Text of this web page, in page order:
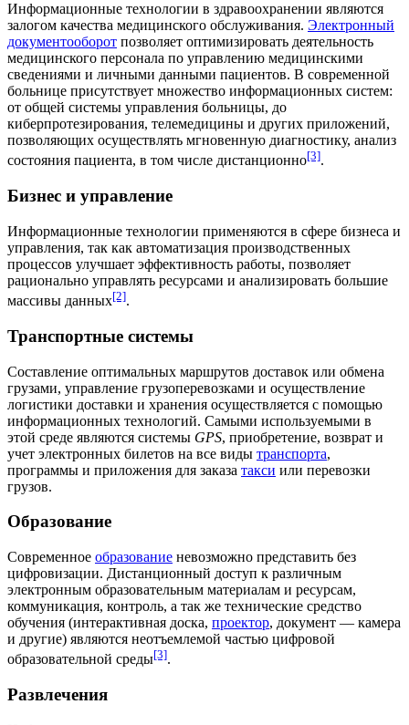
Информационные технологии в здравоохранении являются
залогом качества медицинского обслуживания. Электронный
документооборот позволяет оптимизировать деятельность
медицинского персонала по управлению медицинскими
сведениями и личными данными пациентов. В современной
больнице присутствует множество информационных систем:
от общей системы управления больницы, до
киберпротезирования, телемедицины и других приложений,
позволяющих осуществлять мгновенную диагностику, анализ
состояния пациента, в том числе дистанционно[3].
Бизнес и управление
Информационные технологии применяются в сфере бизнеса и
управления, так как автоматизация производственных
процессов улучшает эффективность работы, позволяет
рационально управлять ресурсами и анализировать большие
массивы данных[2].
Транспортные системы
Составление оптимальных маршрутов доставок или обмена
грузами, управление грузоперевозками и осуществление
логистики доставки и хранения осуществляется с помощью
информационных технологий. Самыми используемыми в
этой среде являются системы GPS, приобретение, возврат и
учет электронных билетов на все виды транспорта,
программы и приложения для заказа такси или перевозки
грузов.
Образование
Современное образование невозможно представить без
цифровизации. Дистанционный доступ к различным
электронным образовательным материалам и ресурсам,
коммуникация, контроль, а так же технические средство
обучения (интерактивная доска, проектор, документ — камера
и другие) являются неотъемлемой частью цифровой
образовательной среды[3].
Развлечения